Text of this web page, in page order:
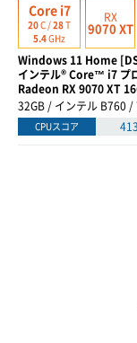
Core i7
20C /28T
5.4GHz
RX
9070 XT
Windows 11 Home
インテル® Core™ i7 プ
Radeon RX 9070 XT
32GB / インテル B760 /
CPUスコア